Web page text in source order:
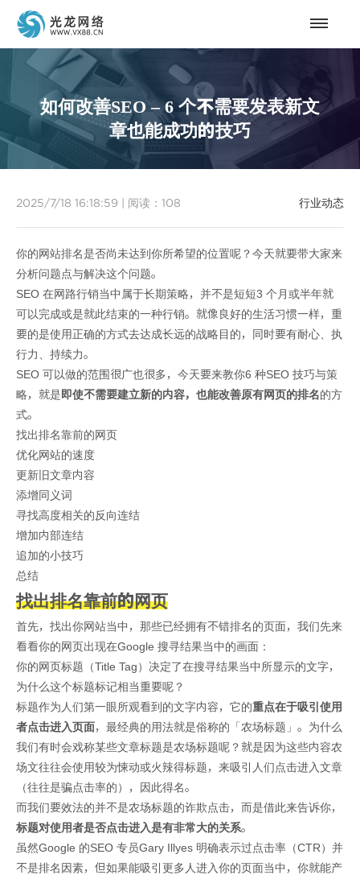
如何改善SEO – 6 个不需要发表新文
章也能成功的技巧
行业动态
2025/7/18 16:18:59 阅读： 108
你的网站排名是否尚未达到你所希望的位置呢？今天就要带大家来
分析问题点与解决这个问题。
SEO 在网路行销当中属于长期策略，并不是短短3 个月或半年就
可以完成或是就此结束的一种行销。就像良好的生活习惯一样，重
要的是使用正确的方式去达成长远的战略目的，同时要有耐心、执
行力、持续力。
SEO 可以做的范围很广也很多，今天要来教你6 种SEO 技巧与策
略，就是 即使不需要建立新的内容，也能改善原有网页的排名的方
式。
找出排名靠前的网页
优化网站的速度
更新旧文章内容
添增同义词
寻找高度相关的反向连结
增加内部连结
追加的小技巧
总结
找出排名靠前的网页
首先，找出你网站当中，那些已经拥有不错排名的页面，我们先来
看看你的网页出现在Google 搜寻结果当中的画面：
你的网页标题（Title Tag）决定了在搜寻结果当中所显示的文字，
为什么这个标题标记相当重要呢？
标题作为人们第一眼所观看到的文字内容，它的重点在于吸引使用
者点击进入页面 ，最经典的用法就是俗称的「农场标题」。为什么
我们有时会戏称某些文章标题是农场标题呢？就是因为这些内容农
场文往往会使用较为悚动或火辣得标题，来吸引人们点击进入文章
（往往是骗点击率的），因此得名。
而我们要效法的并不是农场标题的诈欺点击，而是借此来告诉你，
标题对使用者是否点击进入是有非常大的关系。
虽然Google 的SEO 专员Gary Illyes 明确表示过点击率（CTR）并
不是排名因素，但如果能吸引更多人进入你的页面当中，你就能产